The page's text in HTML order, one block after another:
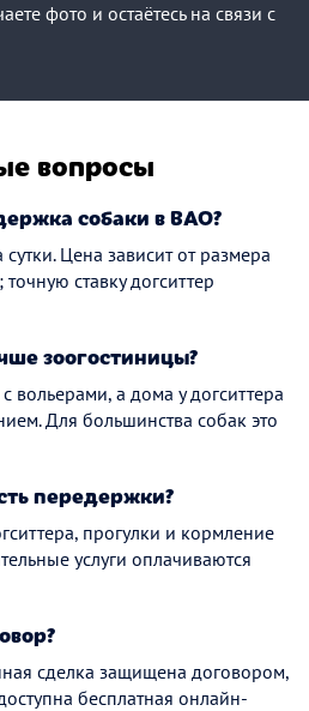
фото и остаётесь на связи с
вопросы
собаки в ВАО?
Цена зависит от размера
ставку догситтер
зоогостиницы?
вольерами, а дома у догситтера
Для большинства собак это
передержки?
прогулки и кормление
услуги оплачиваются
сделка защищена договором,
бесплатная онлайн-